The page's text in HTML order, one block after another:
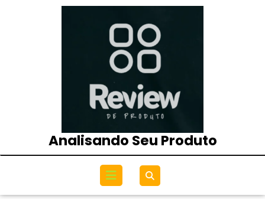
Analisando Seu Produto
Open
Menu